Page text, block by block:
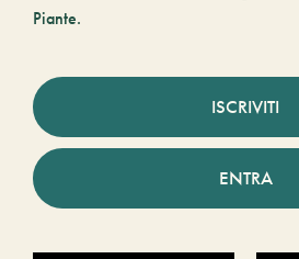
Piante.
ISCRIVITI
ENTRA